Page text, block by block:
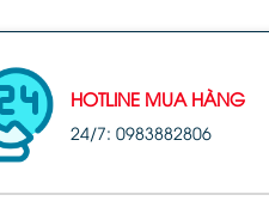
HOTLINE MUA HÀNG
24/7: 0983882806